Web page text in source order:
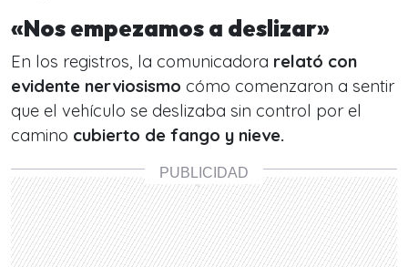
«Nos empezamos a deslizar»
En los registros, la comunicadora relató con
evidente nerviosismo cómo comenzaron a sentir
que el vehículo se deslizaba sin control por el
camino cubierto de fango y nieve.